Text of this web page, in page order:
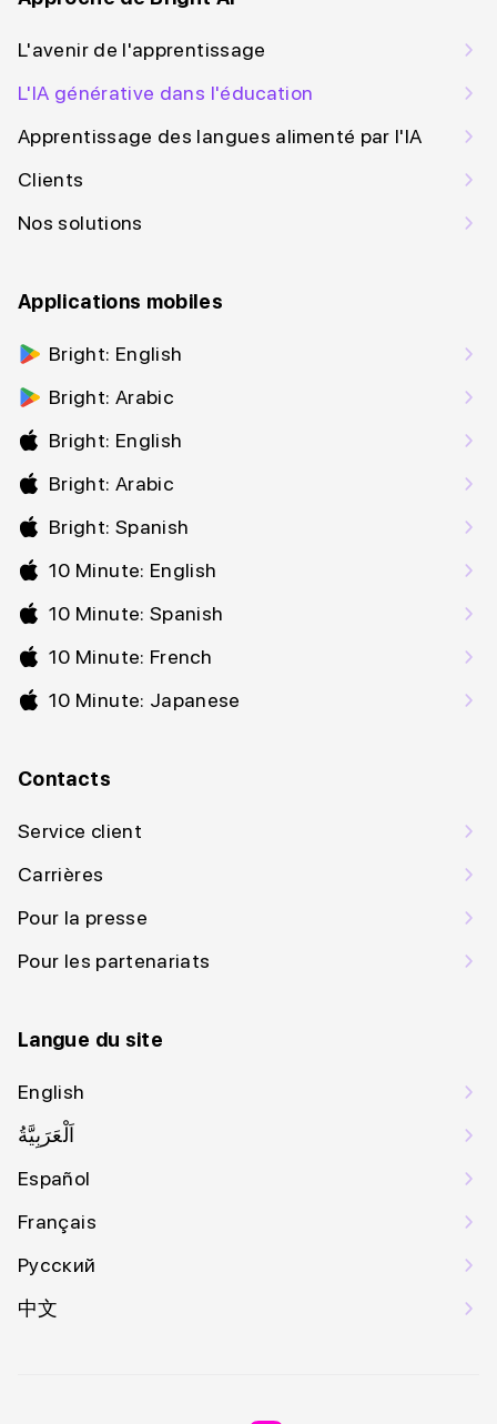
L'avenir de l'apprentissage
L'IA générative dans l'éducation
Apprentissage des langues alimenté par l'IA
Clients
Nos solutions
Applications mobiles
Bright: English
Bright: Arabic
Bright: English
Bright: Arabic
Bright: Spanish
10 Minute: English
10 Minute: Spanish
10 Minute: French
10 Minute: Japanese
Contacts
Service client
Carrières
Pour la presse
Pour les partenariats
Langue du site
English
اَلْعَرَبِيَّةُ
Español
Français
Русский
中文